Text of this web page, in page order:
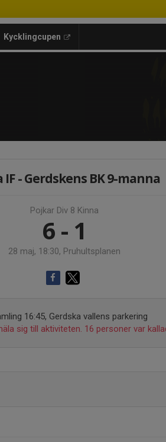
Kycklingcupen
IF - Gerdskens BK 9-manna
Pojkar Div 8 Kinna
6 - 1
28 maj, 18:30, Pruhultsplanen
16:45, Gerdska vallens parkering
sig till aktiviteten. 16 personer var